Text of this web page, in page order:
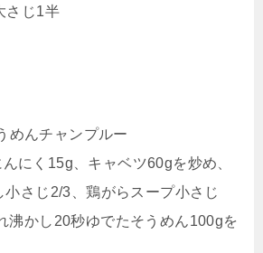
さじ1半
めんチャンプルー
にく15g、キャベツ60gを炒め、
さじ2/3、鶏がらスープ小さじ
沸かし20秒ゆでたそうめん100gを